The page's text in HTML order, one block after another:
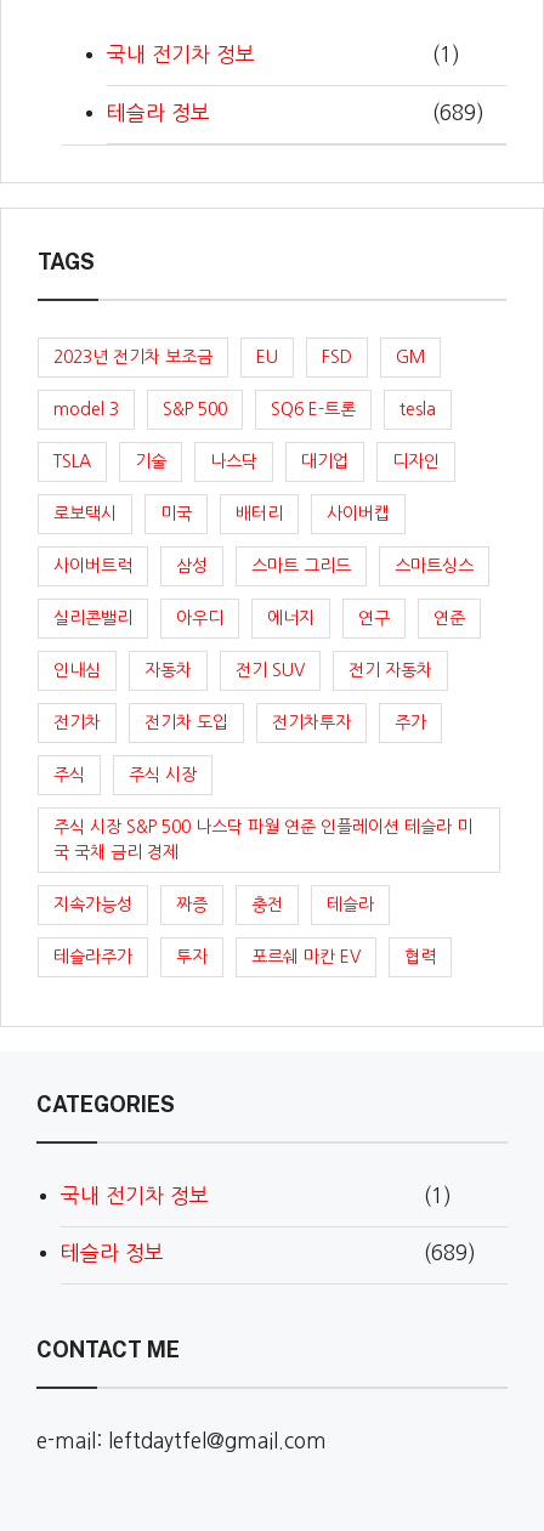
국내 전기차 정보 (1)
테슬라 정보 (689)
TAGS
2023년 전기차 보조금 EU FSD GM
model 3 S&P 500 SQ6 E-트론 tesla
TSLA 기술 나스닥 대기업 디자인
로보택시 미국 배터리 사이버캡
사이버트럭 삼성 스마트 그리드 스마트싱스
실리콘밸리 아우디 에너지 연구 연준
인내심 자동차 전기 SUV 전기 자동차
전기차 전기차 도입 전기차투자 주가
주식 주식 시장
주식 시장 S&P 500 나스닥 파월 연준 인플레이션 테슬라 미
국 국채 금리 경제
지속가능성 짜증 충전 테슬라
테슬라주가 투자 포르쉐 마칸 EV 협력
CATEGORIES
국내 전기차 정보 (1)
테슬라 정보 (689)
CONTACT ME
e-mail: leftdaytfel@gmail.com